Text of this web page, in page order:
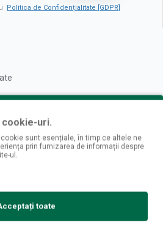
Politica de Confidențialitate [GDPR]
uri.
sunt esențiale, în timp ce altele ne
prin furnizarea de informații despre
ul.
toate